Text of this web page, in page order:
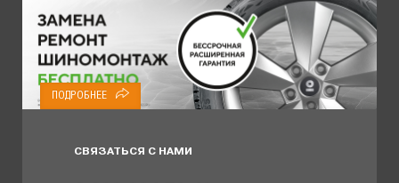
ПОДРОБНЕЕ
СВЯЗАТЬСЯ С НАМИ